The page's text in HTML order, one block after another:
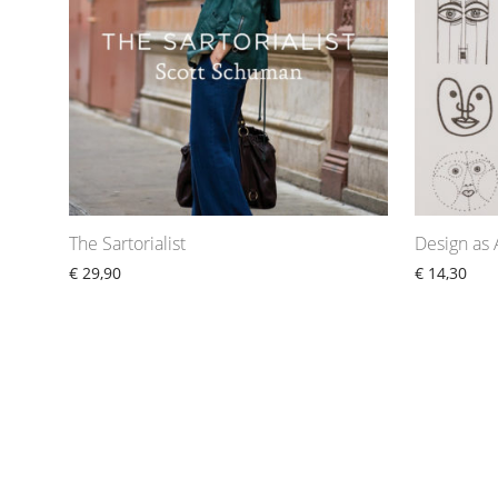
The Sartorialist
€ 29,90
Design as
€ 14,30